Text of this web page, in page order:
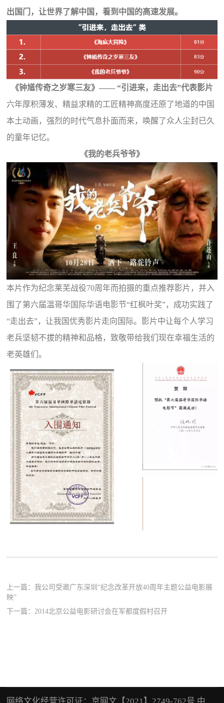
出国门，让世界了解中国，看到中国的高速发展。
《钟馗传奇之岁寒三友》—— “引进来，走出去”代表影片
六年厚积薄发、精益求精的工匠精神高度还原了地道的中国
本土动画，强烈的时代气息扑面而来，唤醒了众人尘封已久
的童年记忆。
《我的老兵爷爷》
本片作为纪念莱芜战役70周年而拍摄的重点推荐影片，并入
围了第六届温哥华国际华语电影节“红枫叶奖”，成功实践了
“走出去”，让我国优秀影片走向国际。影片中让每个人学习
老兵坚韧不拔的精神和品格，致敬带给我们现在幸福生活的
老英雄们。
上一篇：我公司受邀广东深圳“纪念改革开放40周年主题公益电影展
映”
下一篇： 2014北京公益电影研讨会在军都度假村召开